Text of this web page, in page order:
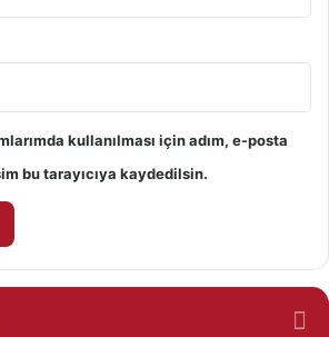
kullanılması için adım, e-posta
bu tarayıcıya kaydedilsin.